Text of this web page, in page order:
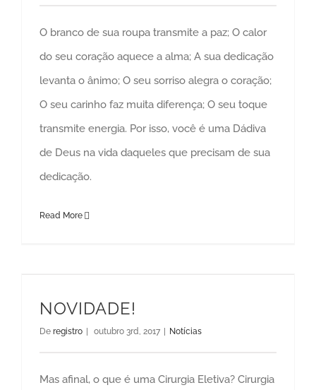
O branco de sua roupa transmite a paz; O calor
do seu coração aquece a alma; A sua dedicação
levanta o ânimo; O seu sorriso alegra o coração;
O seu carinho faz muita diferença; O seu toque
transmite energia. Por isso, você é uma Dádiva
de Deus na vida daqueles que precisam de sua
dedicação.
Read More
NOVIDADE!
De registro | outubro 3rd, 2017 | Notícias
Mas afinal, o que é uma Cirurgia Eletiva? Cirurgia